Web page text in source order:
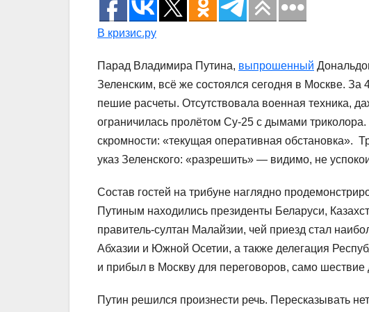
В кризис.ру
Парад Владимира Путина, выпрошенный
Зеленским, всё же состоялся сегодня в Москве.
пешие расчеты. Отсутствовала военная техника,
ограничилась пролётом Су-25 с дымами
скромности: «текущая оперативная обстановка».
указ Зеленского: «разрешить» — видимо, не
Состав гостей на трибуне наглядно
Путиным находились президенты Беларуси,
правитель-султан Малайзии, чей приезд стал
Абхазии и Южной Осетии, а также делегация
и прибыл в Москву для переговоров, само шествие
Путин решился произнести речь. Пересказывать